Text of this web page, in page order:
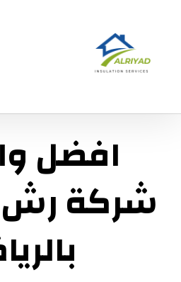
افضل
شركة رش